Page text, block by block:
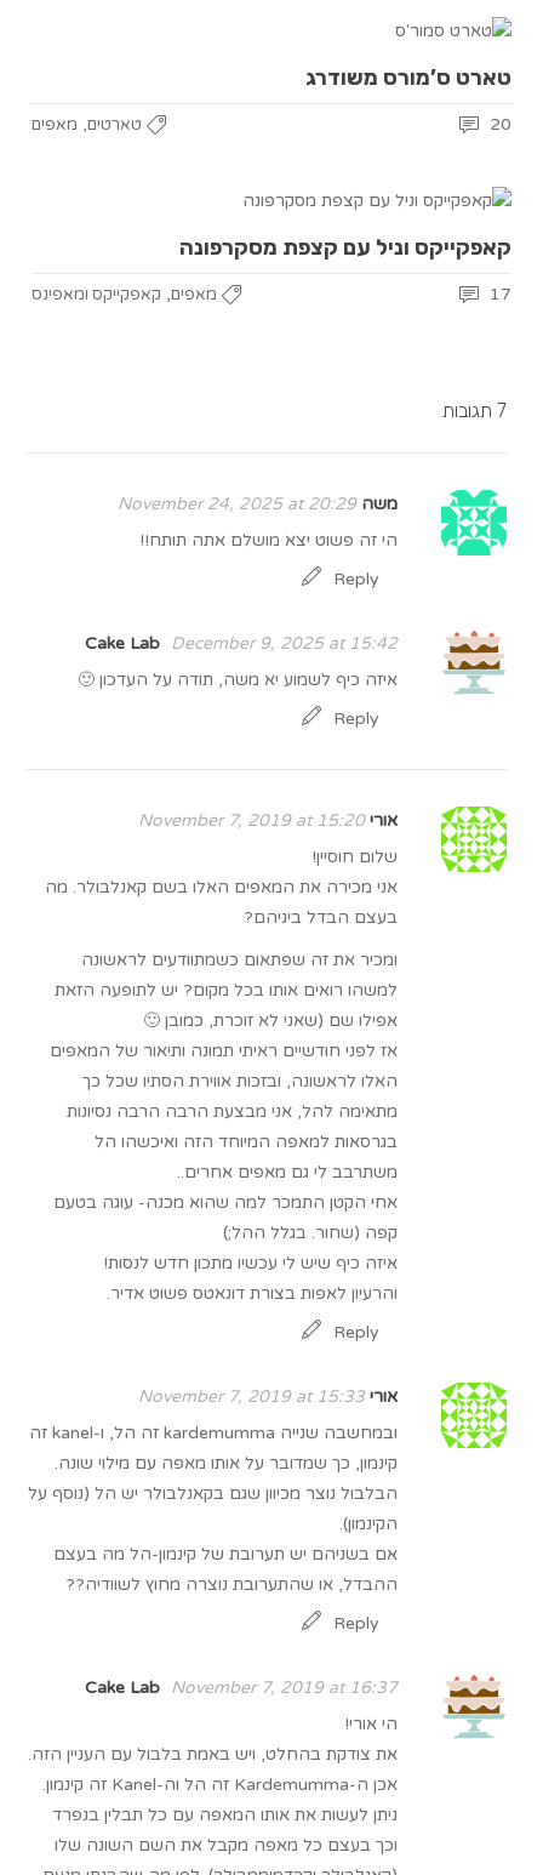
טארט ס’מורס משודרג
טארטים, מאפים 20
קאפקייקס וניל עם קצפת מסקרפונה
מאפים, קאפקייקס ומאפינס 17
7 תגובות
משה November 24, 2025 at 20:29
הי זה פשוט יצא מושלם אתה תותח!!
Reply
Cake Lab
December 9, 2025 at 15:42
איזה כיף לשמוע יא משה, תודה על העדכון 🙂
Reply
אורי November 7, 2019 at 15:20
שלום חוסיין!
אני מכירה את המאפים האלו בשם קאנלבולר. מה
בעצם הבדל ביניהם?
ומכיר את זה שפתאום כשמתוודעים לראשונה
למשהו רואים אותו בכל מקום? יש לתופעה הזאת
אפילו שם (שאני לא זוכרת, כמובן 🙂
אז לפני חודשיים ראיתי תמונה ותיאור של המאפים
האלו לראשונה, ובזכות אווירת הסתיו שכל כך
מתאימה להל, אני מבצעת הרבה הרבה נסיונות
בגרסאות למאפה המיוחד הזה ואיכשהו הל
משתרבב לי גם מאפים אחרים..
אחי הקטן התמכר למה שהוא מכנה- עוגה בטעם
קפה (שחור. בגלל ההל;)
איזה כיף שיש לי עכשיו מתכון חדש לנסות!
והרעיון לאפות בצורת דונאטס פשוט אדיר.
Reply
אורי November 7, 2019 at 15:33
ובמחשבה שנייה kardemumma זה הל, ו-kanel זה
קינמון, כך שמדובר על אותו מאפה עם מילוי שונה.
הבלבול נוצר מכיוון שגם בקאנלבולר יש הל (נוסף על
הקינמון).
אם בשניהם יש תערובת של קינמון-הל מה בעצם
ההבדל, או שהתערובת נוצרה מחוץ לשוודיה??
Reply
Cake Lab
November 7, 2019 at 16:37
הי אורי!
את צודקת בהחלט, ויש באמת בלבול עם העניין הזה.
אכן ה-Kardemumma זה הל וה-Kanel זה קינמון.
ניתן לעשות את אותו המאפה עם כל תבלין בנפרד
וכך בעצם כל מאפה מקבל את השם השונה שלו